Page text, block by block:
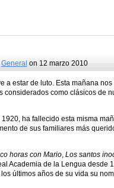
General on 12 marzo 2010
a estar de luto. Esta mañana
como clásicos de
ha fallecido esta misma
de sus familiares más
horas con Mario Los santos
Academia de la Lengua desde
últimos años de su vida su